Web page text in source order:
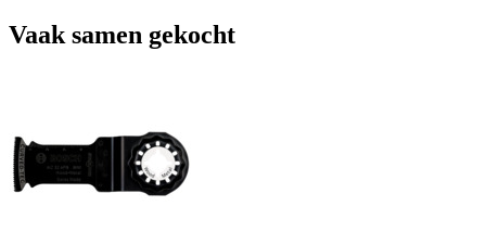
Vaak samen gekocht